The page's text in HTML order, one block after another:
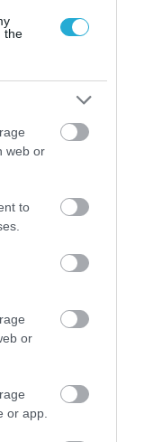
the
web or
to
or
or app.
κίνδυνος